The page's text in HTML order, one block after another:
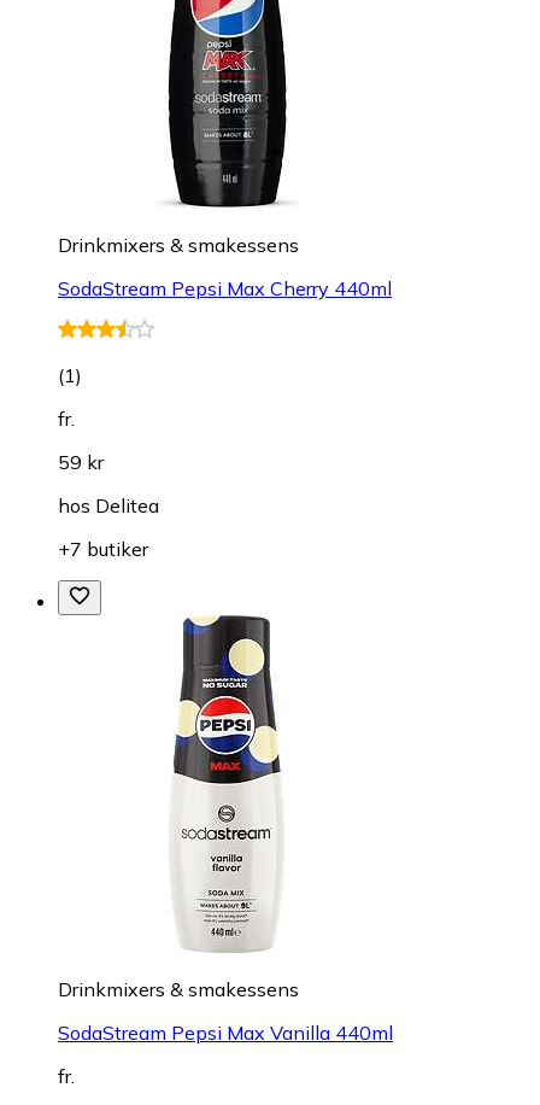
Drinkmixers & smakessens
SodaStream Pepsi Max Cherry 440ml
(1)
fr.
59 kr
hos Delitea
+7 butiker
Drinkmixers & smakessens
SodaStream Pepsi Max Vanilla 440ml
fr.